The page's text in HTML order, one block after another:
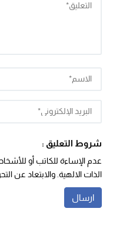
شروط التعليق :
عدم الإساءة للكاتب أو
الذات الالهية. والابتعاد عن